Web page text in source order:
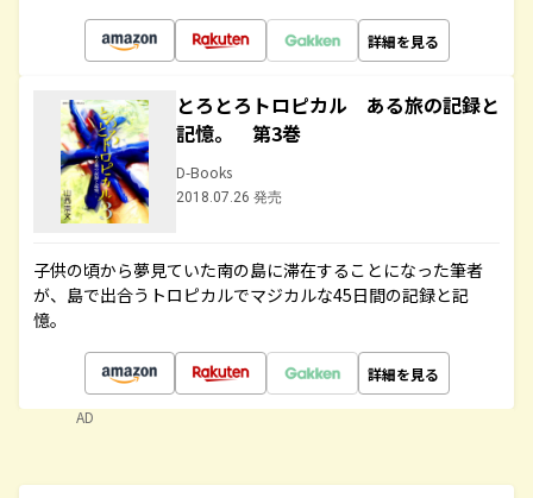
詳細を見る
とろとろトロピカル ある旅の記録と
記憶。 第3巻
D-Books
2018.07.26 発売
子供の頃から夢見ていた南の島に滞在することになった筆者
が、島で出合うトロピカルでマジカルな45日間の記録と記
憶。
詳細を見る
AD